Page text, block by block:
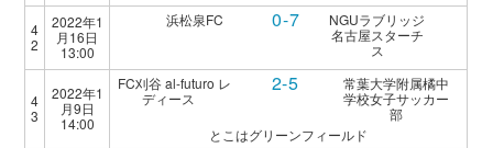
4
2
2022年1
月16日
13:00
浜松泉FC 0-7
NGUラブリッジ
名古屋スターチ
ス
4
3
2022年1
月9日
14:00
FC刈谷 al-futuro レ
ディース
2-5
常葉大学附属橘中
学校女子サッカー
部
とこはグリーンフィールド